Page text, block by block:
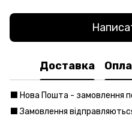
Доставка
⬛️ Нова Пошта - замовлення по
⬛️ Замовлення